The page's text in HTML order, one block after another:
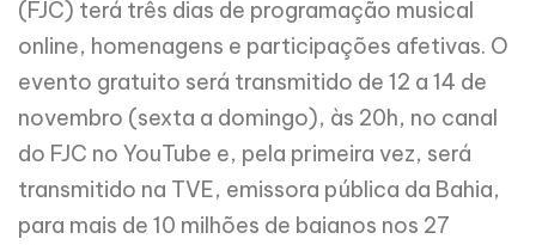
(FJC) terá três dias de programação musical
online, homenagens e participações afetivas. O
evento gratuito será transmitido de 12 a 14 de
novembro (sexta a domingo), às 20h, no canal
do FJC no YouTube e, pela primeira vez, será
transmitido na TVE, emissora pública da Bahia,
para mais de 10 milhões de baianos nos 27